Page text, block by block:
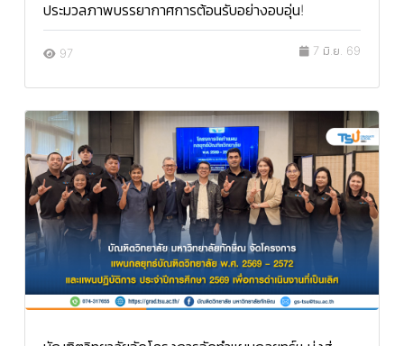
ประมวลภาพบรรยากาศการต้อนรับอย่างอบอุ่น!
97 7 มิ.ย. 69